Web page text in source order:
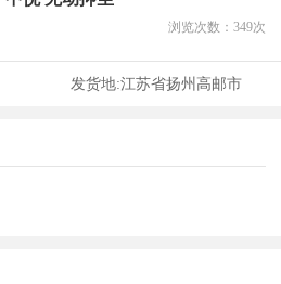
浏览次数： 349次
发货地:江苏省扬州高邮市